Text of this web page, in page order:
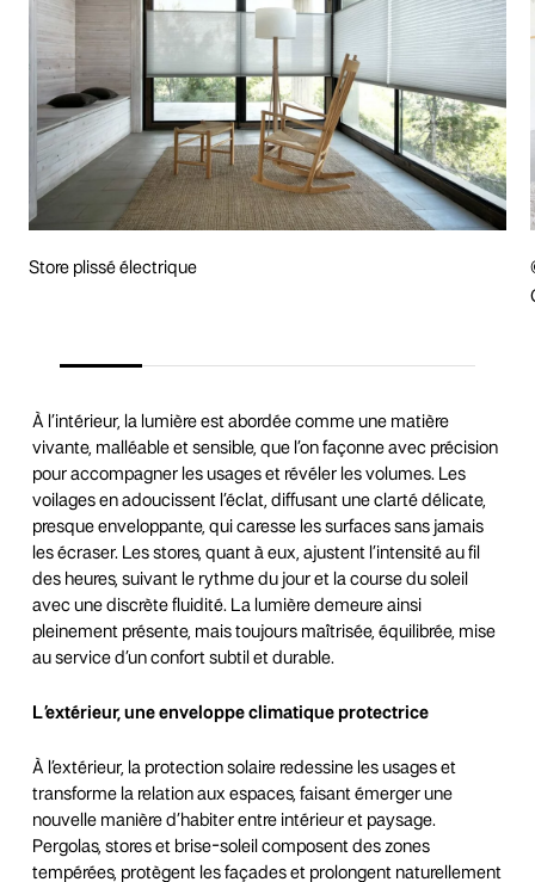
Store plissé électrique
À l’intérieur, la lumière est abordée comme une matière
vivante, malléable et sensible, que l’on façonne avec précision
pour accompagner les usages et révéler les volumes. Les
voilages en adoucissent l’éclat, diffusant une clarté délicate,
presque enveloppante, qui caresse les surfaces sans jamais
les écraser. Les stores, quant à eux, ajustent l’intensité au fil
des heures, suivant le rythme du jour et la course du soleil
avec une discrète fluidité. La lumière demeure ainsi
pleinement présente, mais toujours maîtrisée, équilibrée, mise
au service d’un confort subtil et durable.
L ’extérieur, une enveloppe climatique protectrice
À l’extérieur, la protection solaire redessine les usages et
transforme la relation aux espaces, faisant émerger une
nouvelle manière d’habiter entre intérieur et paysage.
Pergolas, stores et brise-soleil composent des zones
tempérées, protègent les façades et prolongent naturellement